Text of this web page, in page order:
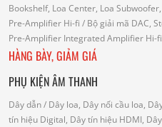
Bookshelf, Loa Center, Loa
Pre-Amplifier Hi-fi / Bộ giải mã DAC,
Pre-Amplifier Integrated Amplifier Hi-fi
HÀNG BÀY, GIẢM GIÁ
PHỤ KIỆN ÂM THANH
Dây dẫn/ Dây loa, Dây nối cầu loa,
tín hiệu Digital, Dây tín hiệu HDMI,